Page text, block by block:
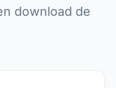
download de